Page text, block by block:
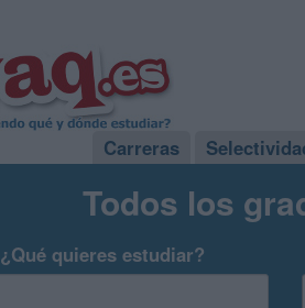
Carreras
Todos los
¿Qué quieres estudiar?